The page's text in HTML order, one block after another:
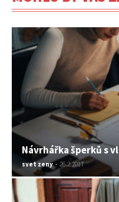
Návrhářka šperků s
svet zeny - 26.2.2017